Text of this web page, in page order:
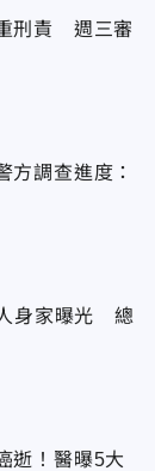
刑責 週三審
方調查進度：
身家曝光 總
逝！醫曝5大